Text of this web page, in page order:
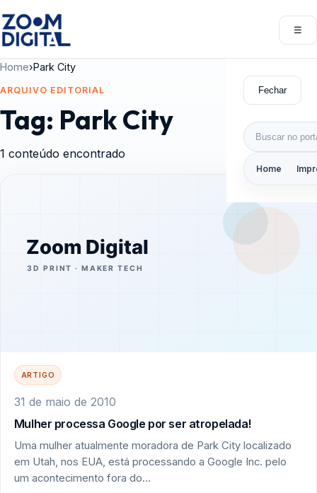
☰
Fechar
Buscar por:
Home
Home›Park City
ARQUIVO EDITORIAL
Tag: Park City
1 conteúdo encontrado
ARTIGO
31 de maio de 2010
Mulher processa Google por ser atropelada!
Uma mulher atualmente moradora de Park City localizado
em Utah, nos EUA, está processando a Google Inc. pelo
um acontecimento fora do…